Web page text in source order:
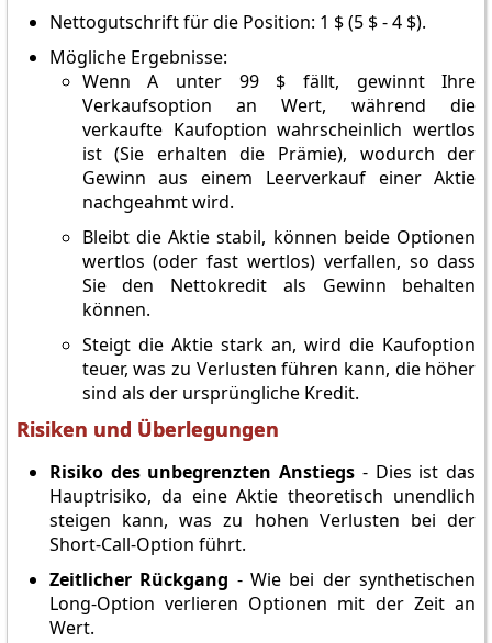
Nettogutschrift für die Position: 1 $ (5 $ - 4 $).
Mögliche Ergebnisse:
Wenn A unter 99 $ fällt, gewinnt Ihre
Verkaufsoption an Wert, während die
verkaufte Kaufoption wahrscheinlich wertlos
ist (Sie erhalten die Prämie), wodurch der
Gewinn aus einem Leerverkauf einer Aktie
nachgeahmt wird.
Bleibt die Aktie stabil, können beide Optionen
wertlos (oder fast wertlos) verfallen, so dass
Sie den Nettokredit als Gewinn behalten
können.
Steigt die Aktie stark an, wird die Kaufoption
teuer, was zu Verlusten führen kann, die höher
sind als der ursprüngliche Kredit.
Risiken und Überlegungen
Risiko des unbegrenzten Anstiegs - Dies ist das
Hauptrisiko, da eine Aktie theoretisch unendlich
steigen kann, was zu hohen Verlusten bei der
Short-Call-Option führt.
Zeitlicher Rückgang - Wie bei der synthetischen
Long-Option verlieren Optionen mit der Zeit an
Wert.